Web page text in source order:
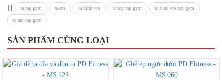
ta tap gym ta am ta binh voi ta tay tap gym ta binh voi tap gym
ta am tap gym
SẢN PHẨM CÙNG LOẠI